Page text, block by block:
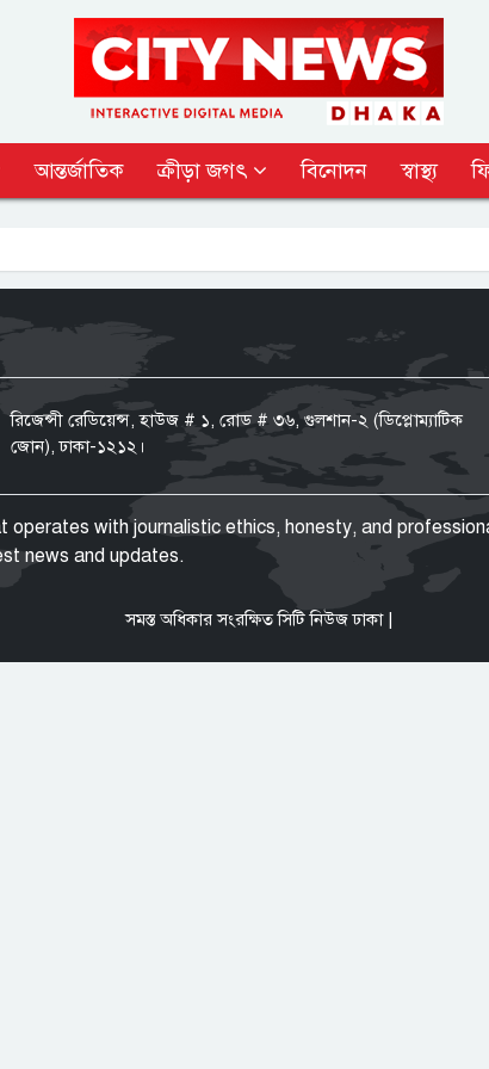
আন্তর্জাতিক ক্রীড়া জগৎ বিনোদন স্বাস্থ্য
রিজেন্সী রেডিয়েন্স, হাউজ # ১, রোড # ৩৬, গুলশান-২ (ডিপ্লোম্যাটিক
জোন), ঢাকা-১২১২।
with journalistic ethics, honesty, and
news and updates.
সমস্ত অধিকার সংরক্ষিত সিটি নিউজ ঢাকা |